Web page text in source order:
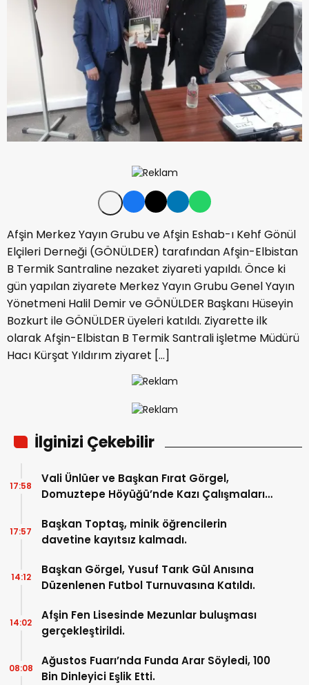
Afşin Merkez Yayın Grubu ve Afşin Eshab-ı Kehf Gönül
Elçileri Derneği (GÖNÜLDER) tarafından Afşin-Elbistan
B Termik Santraline nezaket ziyareti yapıldı. Önce ki
gün yapılan ziyarete Merkez Yayın Grubu Genel Yayın
Yönetmeni Halil Demir ve GÖNÜLDER Başkanı Hüseyin
Bozkurt ile GÖNÜLDER üyeleri katıldı. Ziyarette ilk
olarak Afşin-Elbistan B Termik Santrali işletme Müdürü
Hacı Kürşat Yıldırım ziyaret […]
İlginizi Çekebilir
Vali Ünlüer ve Başkan Fırat Görgel,
Domuztepe Höyüğü’nde Kazı Çalışmalarını
17:58
Başkan Toptaş, minik öğrencilerin
davetine kayıtsız kalmadı.
17:57
Başkan Görgel, Yusuf Tarık Gül Anısına
Düzenlenen Futbol Turnuvasına Katıldı.
14:12
Afşin Fen Lisesinde Mezunlar buluşması
gerçekleştirildi.
14:02
Ağustos Fuarı’nda Funda Arar Söyledi, 100
Bin Dinleyici Eşlik Etti.
08:08